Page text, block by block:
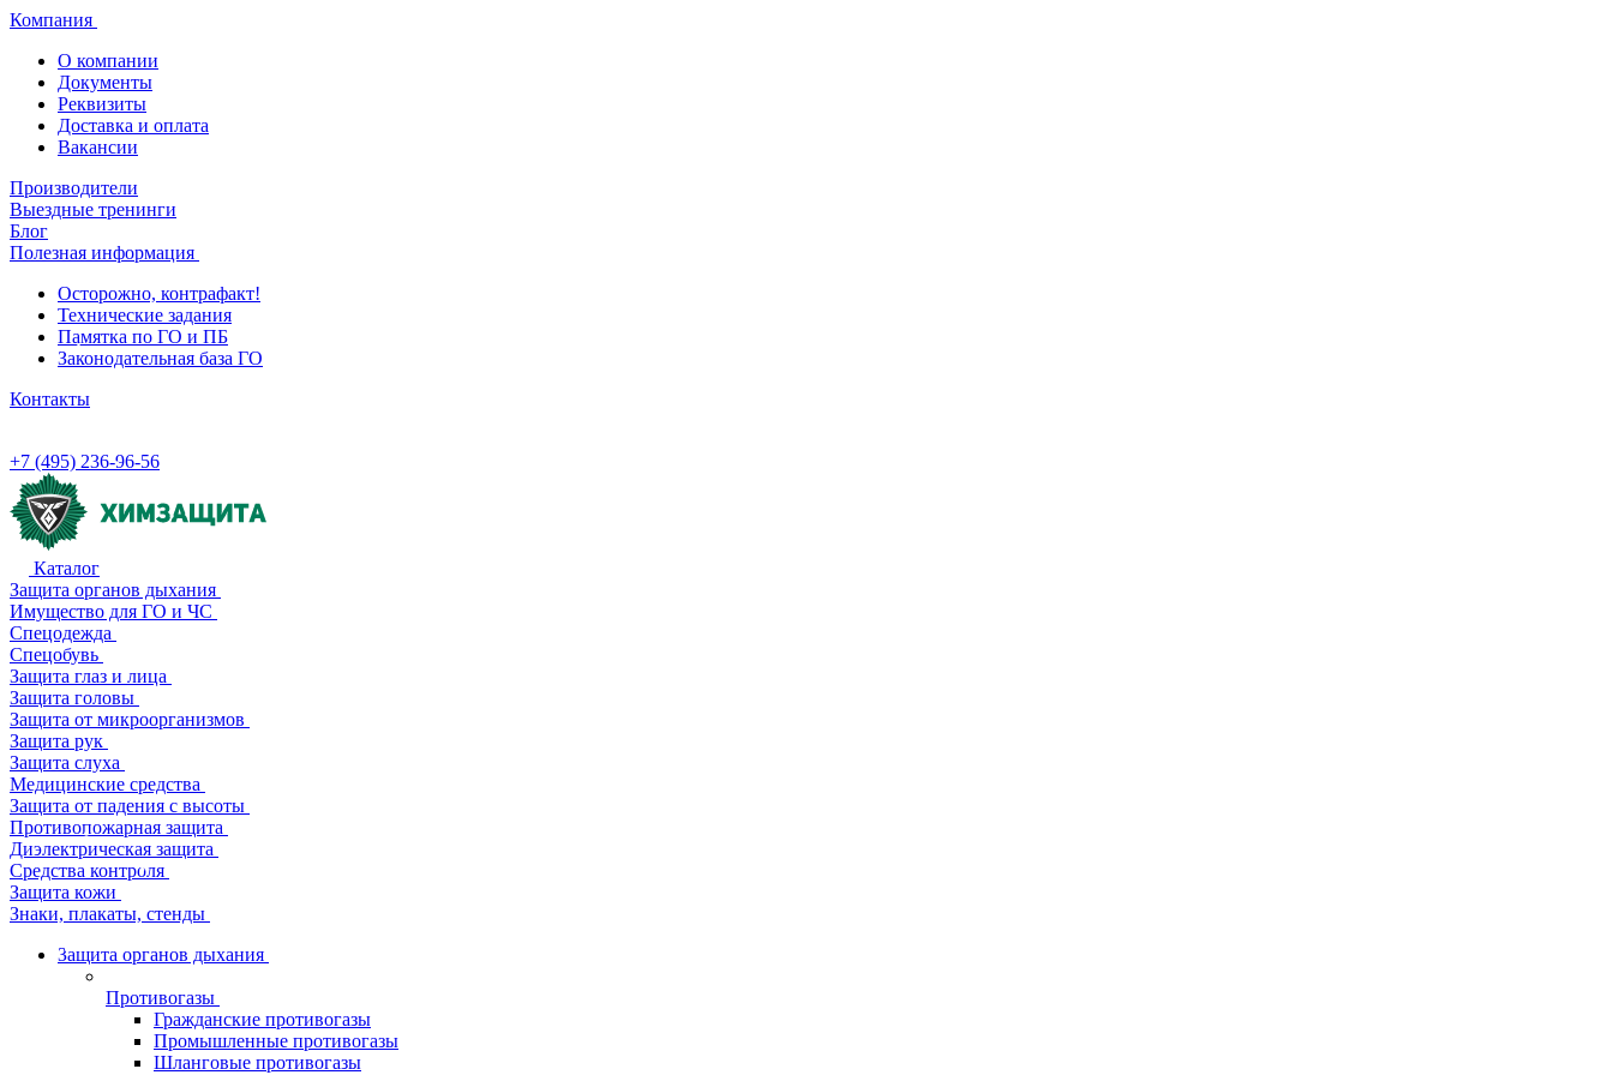
Компания
О компании
Документы
Реквизиты
Доставка и оплата
Вакансии
Производители
Выездные тренинги
Блог
Полезная информация
Осторожно, контрафакт!
Технические задания
Памятка по ГО и ПБ
Законодательная база ГО
Контакты
+7 (495) 236-96-56
Каталог
Защита органов дыхания
Имущество для ГО и ЧС
Спецодежда
Спецобувь
Защита глаз и лица
Защита головы
Защита от микроорганизмов
Защита рук
Защита слуха
Медицинские средства
Защита от падения с высоты
Противопожарная защита
Диэлектрическая защита
Средства контроля
Защита кожи
Знаки, плакаты, стенды
Защита органов дыхания
Противогазы
Гражданские противогазы
Промышленные противогазы
Шланговые противогазы